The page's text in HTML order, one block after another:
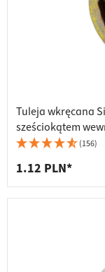
Tuleja wkręcana
sześciokątem
(156)
1.12 PLN*